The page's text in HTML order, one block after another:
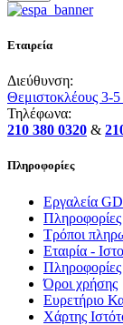
Εταιρεία
Διεύθυνση:
Θεμιστοκλέους
Τηλέφωνα:
210 380 0320 &
Πληροφορίες
Εργαλεία
Τρόποι
Εταιρία -
Όροι χρήσης
Ευρετήριο
Χάρτης